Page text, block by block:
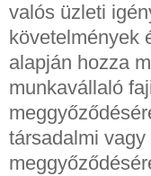
valós üzleti
követelmények
alapján hozza
munkavállaló
társadalmi